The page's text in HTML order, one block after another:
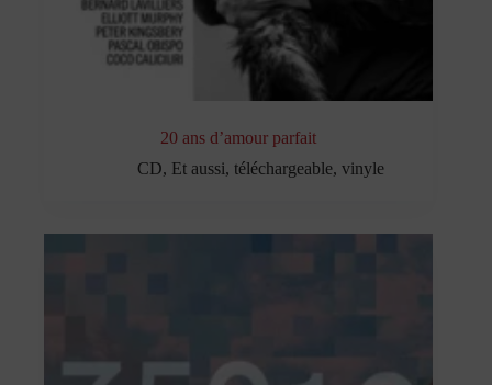
20 ans d’amour parfait
CD, Et aussi, téléchargeable, vinyle